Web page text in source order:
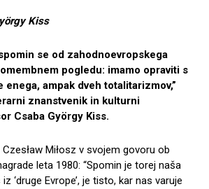
Kiss
se od zahodnoevropskega
pogledu: imamo opraviti s
ampak dveh totalitarizmov,”
znanstvenik in kulturni
Csaba György Kiss.
Miłosz v svojem govoru ob
leta 1980: “Spomin je torej naša
‘druge Evrope’, je tisto, kar nas varuje